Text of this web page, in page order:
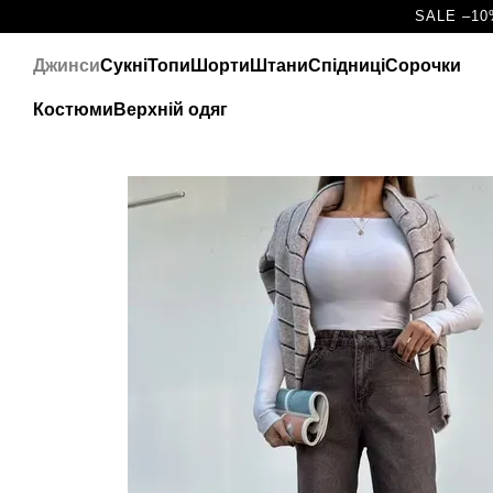
SALE
ДжинсиСукніТопи Шорти ШтаниСпідниціСорочки
Костюми Верхній одяг